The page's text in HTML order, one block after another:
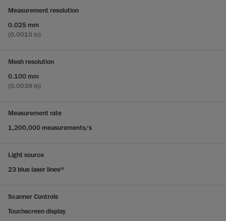
Measurement resolution
0.025 mm
(0.0010 in)
Mesh resolution
0.100 mm
(0.0039 in)
Measurement rate
1,200,000 measurements/s
Light source
23 blue laser lines(4)
Scanner Controls
Touchscreen display